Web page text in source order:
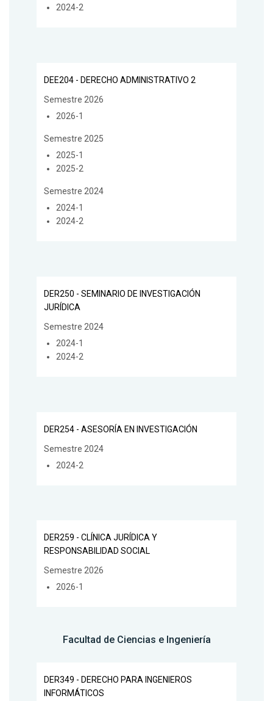
2024-2
DEE204 - DERECHO ADMINISTRATIVO 2
Semestre 2026
2026-1
Semestre 2025
2025-1
2025-2
Semestre 2024
2024-1
2024-2
DER250 - SEMINARIO DE INVESTIGACIÓN
JURÍDICA
Semestre 2024
2024-1
2024-2
DER254 - ASESORÍA EN INVESTIGACIÓN
Semestre 2024
2024-2
DER259 - CLÍNICA JURÍDICA Y
RESPONSABILIDAD SOCIAL
Semestre 2026
2026-1
Facultad de Ciencias e Ingeniería
DER349 - DERECHO PARA INGENIEROS
INFORMÁTICOS